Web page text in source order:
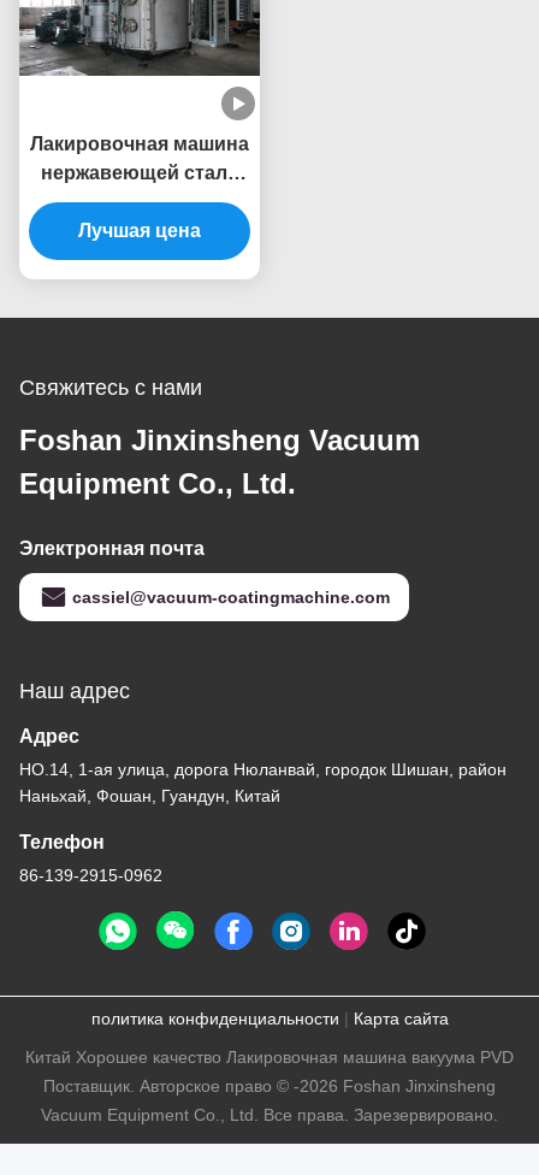
Лакировочная машина
нержавеющей стали
PVD ручки двери
металла
Лучшая цена
Свяжитесь с нами
Foshan Jinxinsheng Vacuum
Equipment Co., Ltd.
Электронная почта
cassiel@vacuum-coatingmachine.com
Наш адрес
Адрес
НО.14, 1-ая улица, дорога Нюланвай, городок Шишан, район
Наньхай, Фошан, Гуандун, Китай
Телефон
86-139-2915-0962
политика конфиденциальности | Карта сайта
Китай Хорошее качество Лакировочная машина вакуума PVD
Поставщик. Авторское право © -2026 Foshan Jinxinsheng
Vacuum Equipment Co., Ltd. Все права. Зарезервировано.